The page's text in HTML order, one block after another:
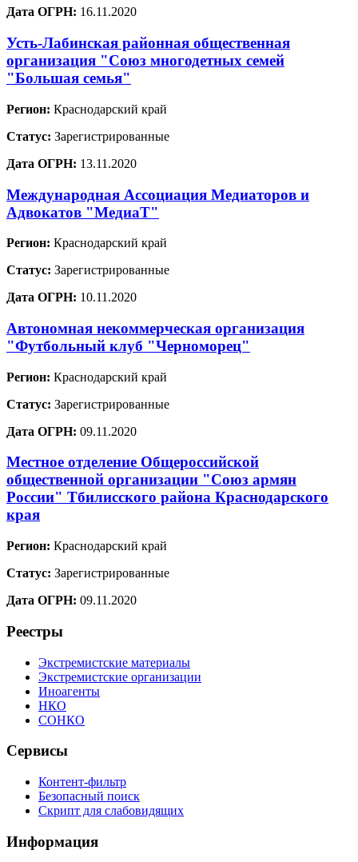
Дата ОГРН: 16.11.2020
Усть-Лабинская районная общественная
организация "Союз многодетных семей
"Большая семья"
Регион: Краснодарский край
Статус: Зарегистрированные
Дата ОГРН: 13.11.2020
Международная Ассоциация Медиаторов и
Адвокатов "МедиаТ"
Регион: Краснодарский край
Статус: Зарегистрированные
Дата ОГРН: 10.11.2020
Автономная некоммерческая организация
"Футбольный клуб "Черноморец"
Регион: Краснодарский край
Статус: Зарегистрированные
Дата ОГРН: 09.11.2020
Местное отделение Общероссийской
общественной организации "Союз армян
России" Тбилисского района Краснодарского
края
Регион: Краснодарский край
Статус: Зарегистрированные
Дата ОГРН: 09.11.2020
Реестры
Экстремистские материалы
Экстремистские организации
Иноагенты
НКО
СОНКО
Сервисы
Контент-фильтр
Безопасный поиск
Скрипт для слабовидящих
Информация